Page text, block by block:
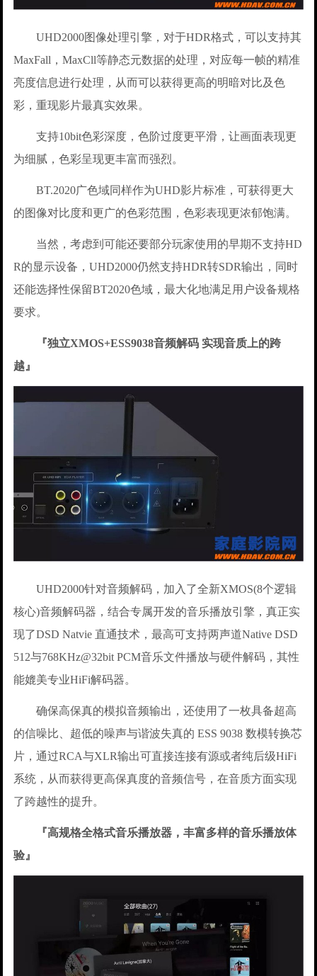
UHD2000图像处理引擎，对于HDR格式，可以支持其
MaxFall，MaxCll等静态元数据的处理，对应每一帧的精准
亮度信息进行处理，从而可以获得更高的明暗对比及色
彩，重现影片最真实效果。
支持10bit色彩深度，色阶过度更平滑，让画面表现更
为细腻，色彩呈现更丰富而强烈。
BT.2020广色域同样作为UHD影片标准，可获得更大
的图像对比度和更广的色彩范围，色彩表现更浓郁饱满。
当然，考虑到可能还要部分玩家使用的早期不支持HD
R的显示设备，UHD2000仍然支持HDR转SDR输出，同时
还能选择性保留BT2020色域，最大化地满足用户设备规格
要求。
『独立XMOS+ESS9038音频解码 实现音质上的跨
越』
UHD2000针对音频解码，加入了全新XMOS(8个逻辑
核心)音频解码器，结合专属开发的音乐播放引擎，真正实
现了DSD Natvie 直通技术，最高可支持两声道Native DSD
512与768KHz@32bit PCM音乐文件播放与硬件解码，其性
能媲美专业HiFi解码器。
确保高保真的模拟音频输出，还使用了一枚具备超高
的信噪比、超低的噪声与谐波失真的 ESS 9038 数模转换芯
片，通过RCA与XLR输出可直接连接有源或者纯后级HiFi
系统，从而获得更高保真度的音频信号，在音质方面实现
了跨越性的提升。
『高规格全格式音乐播放器，丰富多样的音乐播放体
验』